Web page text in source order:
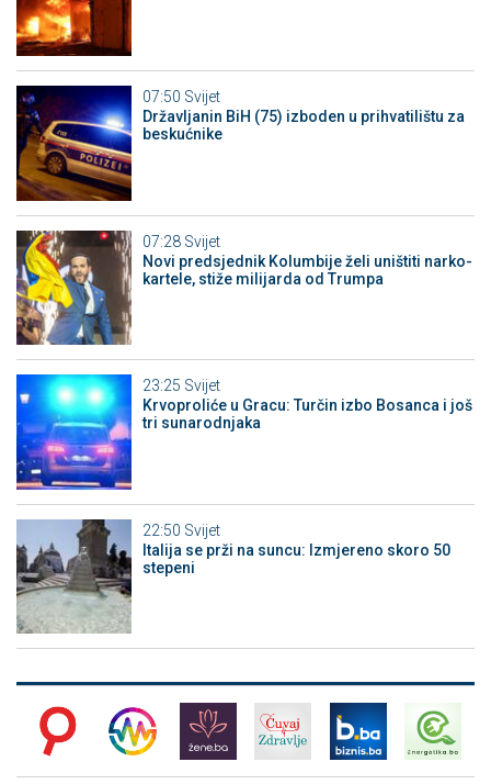
07:50 Svijet
Državljanin BiH (75) izboden u prihvatilištu za
beskućnike
07:28 Svijet
Novi predsjednik Kolumbije želi uništiti narko-
kartele, stiže milijarda od Trumpa
23:25 Svijet
Krvoproliće u Gracu: Turčin izbo Bosanca i još
tri sunarodnjaka
22:50 Svijet
Italija se prži na suncu: Izmjereno skoro 50
stepeni